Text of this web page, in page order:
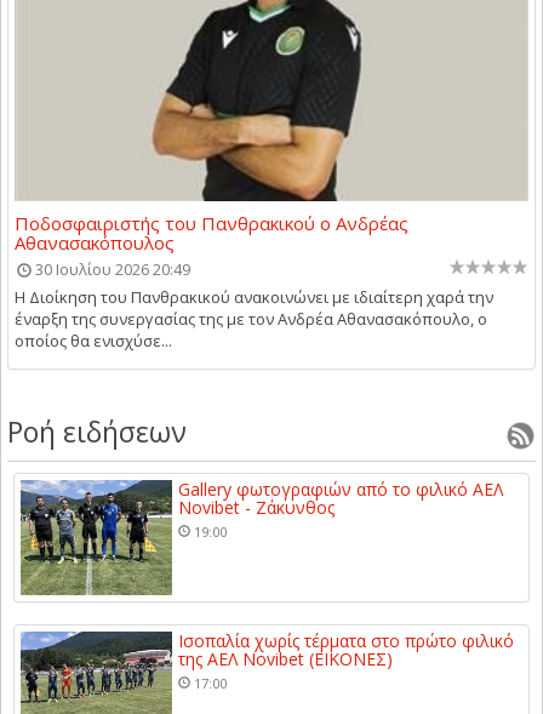
Ποδοσφαιριστής του Πανθρακικού ο Ανδρέας
Αθανασακόπουλος
30 Ιουλίου 2026 20:49
Η Διοίκηση του Πανθρακικού ανακοινώνει με ιδιαίτερη χαρά την
έναρξη της συνεργασίας της με τον Ανδρέα Αθανασακόπουλο, ο
οποίος θα ενισχύσε...
Ροή ειδήσεων
Gallery φωτογραφιών από το φιλικό ΑΕΛ
Novibet - Ζάκυνθος
19:00
Ισοπαλία χωρίς τέρματα στο πρώτο φιλικό
της ΑΕΛ Novibet (ΕΙΚΟΝΕΣ)
17:00